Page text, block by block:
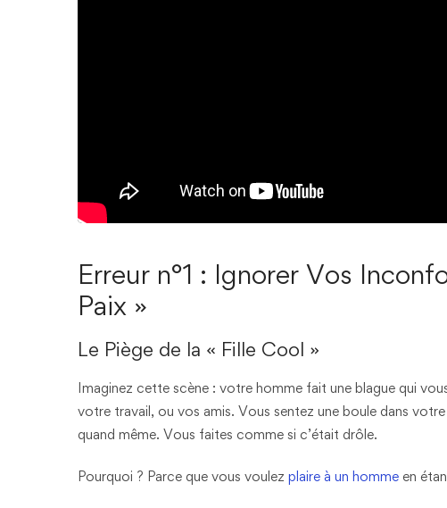
Erreur n°1 : Ignorer Vos
Paix »
Le Piège de la « Fille Cool »
Imaginez cette scène : votre homme fait une blague qui
votre travail, ou vos amis. Vous sentez une boule dans
quand même. Vous faites comme si c’était drôle.
Pourquoi ? Parce que vous voulez plaire à un homme en